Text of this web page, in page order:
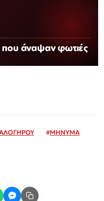
που άναψαν φωτιές
#ΜΗΝΥΜΑ